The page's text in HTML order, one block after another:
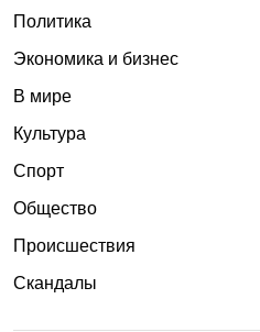
Политика
Экономика и бизнес
В мире
Культура
Спорт
Общество
Происшествия
Скандалы